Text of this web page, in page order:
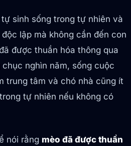
sinh sống trong tự nhiên và
lập mà không cần đến con
được thuần hóa thông qua
nghìn năm, sống cuộc
trung tâm và chó nhà cũng ít
tự nhiên nếu không có
nói rằng mèo đã được thuần